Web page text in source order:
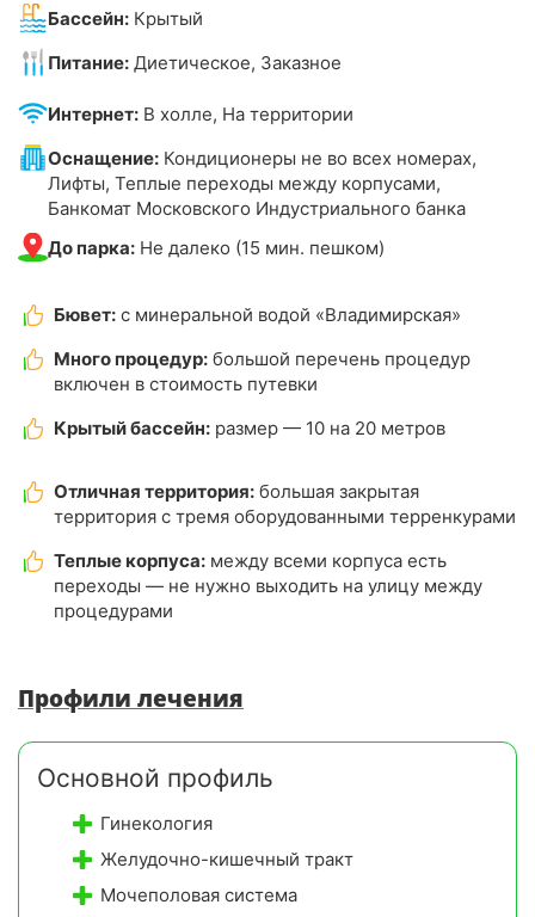
Бассейн: Крытый
Питание: Диетическое, Заказное
Интернет: В холле, На территории
Оснащение: Кондиционеры не во всех номерах,
Лифты, Теплые переходы между корпусами,
Банкомат Московского Индустриального банка
До парка: Не далеко (15 мин. пешком)
Бювет: с минеральной водой «Владимирская»
Много процедур: большой перечень процедур
включен в стоимость путевки
Крытый бассейн: размер — 10 на 20 метров
Отличная территория: большая закрытая
территория с тремя оборудованными терренкурами
Теплые корпуса: между всеми корпуса есть
переходы — не нужно выходить на улицу между
процедурами
Профили лечения
Основной профиль
Гинекология
Желудочно-кишечный тракт
Мочеполовая система